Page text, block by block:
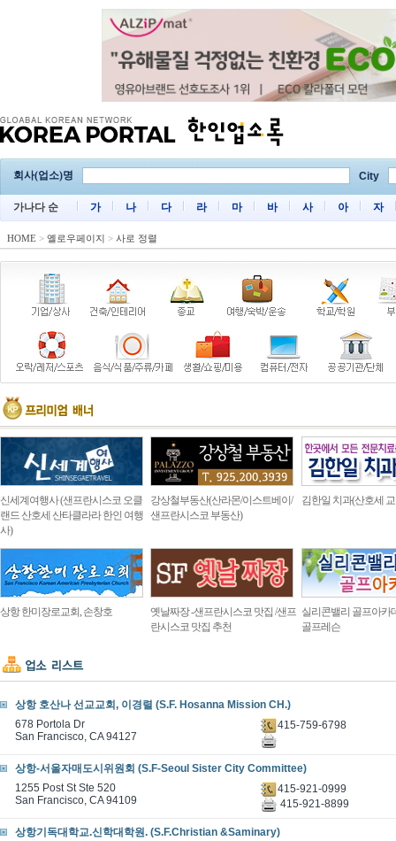
회사(업소)명 City
가나다 순 가 나 다 라 마 바 사 아 자
HOME > 옐로우페이지 > 사로 정렬
신세계여행사 (샌프란시스코 오클
랜드 산호세 산타클라라 한인 여행
사)
강상철부동산(산라몬/이스트베이/
샌프란시스코 부동산)
김한일 치과(산호세
상항 한미장로교회, 손창호
옛날짜장 -샌프란시스코 맛집 /샌프
란시스코 맛집 추천
실리콘밸리 골프아카
골프레슨
상항 호산나 선교교회, 이경렬 (S.F. Hosanna Mission CH.)
678 Portola Dr
San Francisco, CA 94127
415-759-6798
상항-서울자매도시위원회 (S.F-Seoul Sister City Committee)
1255 Post St Ste 520
San Francisco, CA 94109
415-921-0999
415-921-8899
상항기독대학교.신학대학원. (S.F.Christian &Saminary)